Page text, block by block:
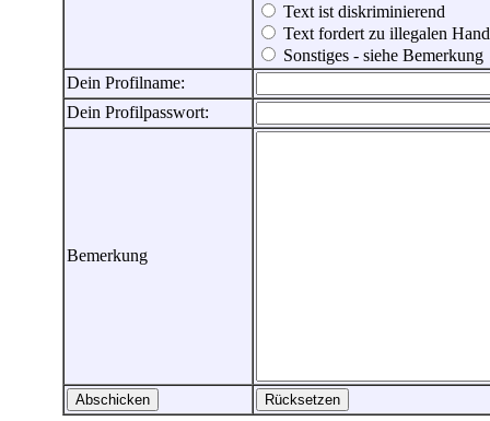
Text ist diskriminierend
Text fordert zu illegalen
Sonstiges - siehe Bemerkung
Dein Profilname:
Dein Profilpasswort:
Bemerkung